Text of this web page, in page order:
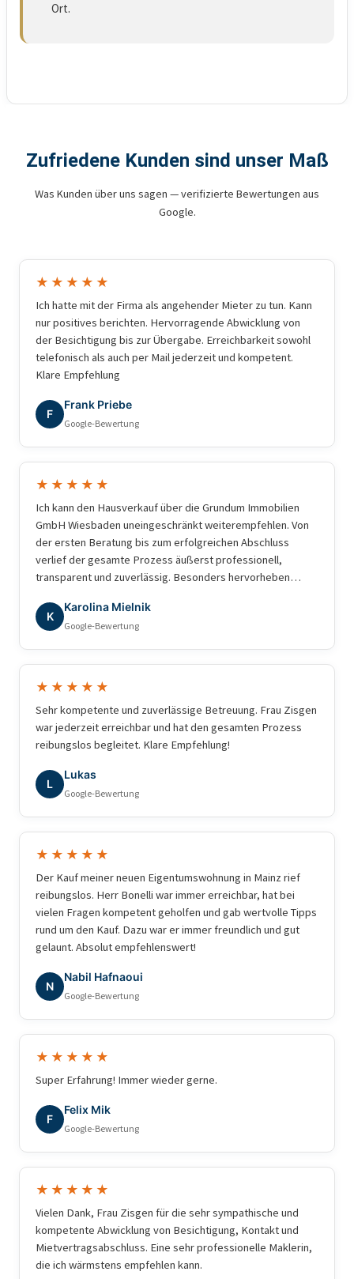
Ort.
Zufriedene Kunden sind unser Maß
Was Kunden über uns sagen — verifizierte Bewertungen aus
Google.
★★★★★
Ich hatte mit der Firma als angehender Mieter zu tun. Kann
nur positives berichten. Hervorragende Abwicklung von
der Besichtigung bis zur Übergabe. Erreichbarkeit sowohl
telefonisch als auch per Mail jederzeit und kompetent.
Klare Empfehlung
F
Frank Priebe
Google-Bewertung
★★★★★
Ich kann den Hausverkauf über die Grundum Immobilien
GmbH Wiesbaden uneingeschränkt weiterempfehlen. Von
der ersten Beratung bis zum erfolgreichen Abschluss
verlief der gesamte Prozess äußerst professionell,
transparent und zuverlässig. Besonders hervorheben
Carolin: stets freundlich, kompetent, engagiert und
jederzeit erreichbar für Fragen. Die Vermarktung wurde
hochwertig und zielgerichtet umgesetzt, Besichtigungen
waren bestens organisiert, und auch die Preisstrategie
erwies sich als genau richtig. Man merkt, dass hier viel
dahintersteckt. Dank der professionellen Unterstützung
fühlte ich mich während des gesamten Verkaufsprozesses
sicher und bestens aufgehoben. Der Verkauf wurde
schneller als erwartet und zu einem sehr guten Preis
abgeschlossen. Vielen Dank für die ausgezeichnete
Zusammenarbeit — jederzeit gerne wieder!
K
Karolina Mielnik
Google-Bewertung
★★★★★
Sehr kompetente und zuverlässige Betreuung. Frau Zisgen
war jederzeit erreichbar und hat den gesamten Prozess
reibungslos begleitet. Klare Empfehlung!
L
Lukas
Google-Bewertung
★★★★★
Der Kauf meiner neuen Eigentumswohnung in Mainz rief
reibungslos. Herr Bonelli war immer erreichbar, hat bei
vielen Fragen kompetent geholfen und gab wertvolle Tipps
rund um den Kauf. Dazu war er immer freundlich und gut
gelaunt. Absolut empfehlenswert!
N
Nabil Hafnaoui
Google-Bewertung
★★★★★
Super Erfahrung! Immer wieder gerne.
F
Felix Mik
Google-Bewertung
★★★★★
Vielen Dank, Frau Zisgen für die sehr sympathische und
kompetente Abwicklung von Besichtigung, Kontakt und
Mietvertragsabschluss. Eine sehr professionelle Maklerin,
die ich wärmstens empfehlen kann.